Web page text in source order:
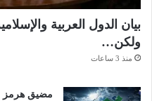
بيان الدول العربية
ولكن…
منذ 3 ساعات
مضيق هرمز